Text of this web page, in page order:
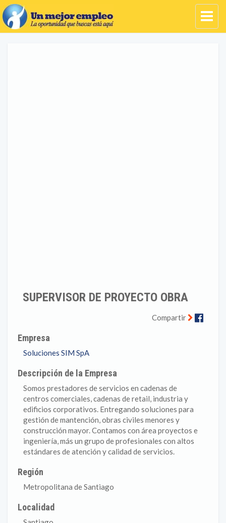
SUPERVISOR DE PROYECTO OBRA
Compartir
Empresa
Soluciones SIM SpA
Descripción de la Empresa
Somos prestadores de servicios en cadenas de
centros comerciales, cadenas de retail, industria y
edificios corporativos. Entregando soluciones para
gestión de mantención, obras civiles menores y
construcción mayor. Contamos con área proyectos e
ingeniería, más un grupo de profesionales con altos
estándares de atención y calidad de servicios.
Región
Metropolitana de Santiago
Localidad